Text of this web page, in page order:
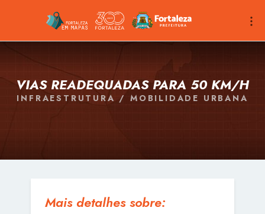
VIAS READEQUADAS PARA 50 KM/H
INFRAESTRUTURA / MOBILIDADE URBANA
Mais detalhes sobre: